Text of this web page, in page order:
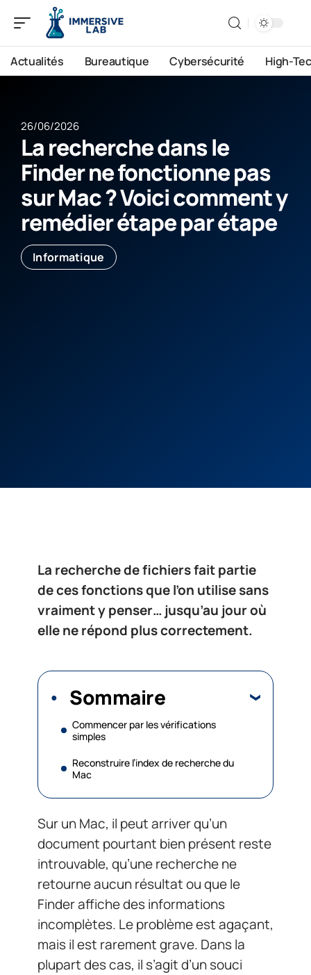
Actualités Bureautique Cybersécurité High-
26/06/2026
La recherche dans le
Finder ne fonctionne pas
sur Mac ? Voici comment y
remédier étape par étape
Informatique
La recherche de fichiers fait partie
de ces fonctions que l’on utilise sans
vraiment y penser… jusqu’au jour où
elle ne répond plus correctement.
Sommaire
Commencer par les vérifications
simples
Reconstruire l’index de recherche du
Mac
Sur un Mac, il peut arriver qu’un
document pourtant bien présent reste
introuvable, qu’une recherche ne
retourne aucun résultat ou que le
Finder affiche des informations
incomplètes. Le problème est agaçant,
mais il est rarement grave. Dans la
plupart des cas, il s’agit d’un souci